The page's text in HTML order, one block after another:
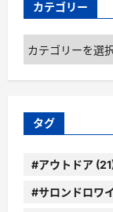
カテゴリー
カ
テ
ゴ
ー
タグ
#アウトドア
#サロンドロワ